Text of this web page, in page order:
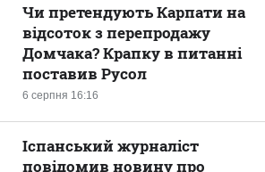
6 серпня 16:16
Чи претендують Карпати на
відсоток з перепродажу
Домчака? Крапку в питанні
поставив Русол
Іспанський журналіст
повідомив новину про